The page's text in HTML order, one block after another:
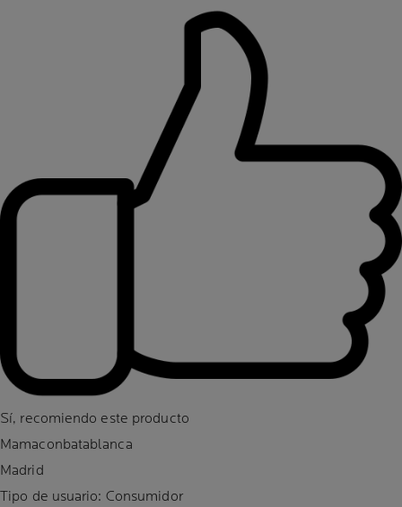
Sí, recomiendo este producto
Mamaconbatablanca
Madrid
Tipo de usuario: Consumidor